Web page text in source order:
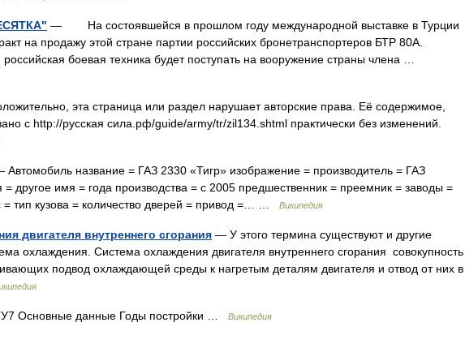
— На состоявшейся в прошлом году международной выставке в Турции
на продажу этой стране партии российских бронетранспортеров БТР 80А.
боевая техника будет поступать на вооружение страны члена …
эта страница или раздел нарушает авторские права. Eё содержимое,
с http://русская сила.рф/guide/army/tr/zil134.shtml практически без изменений.
Автомобиль название = ГАЗ 2330 «Тигр» изображение = производитель = ГАЗ
другое имя = года производства = с 2005 предшественник = преемник = заводы =
тип кузова = количество дверей = привод =… …
Википедия
двигателя внутреннего сгорания — У этого термина существуют и другие
охлаждения. Система охлаждения двигателя внутреннего сгорания совокупность
подвод охлаждающей среды к нагретым деталям двигателя и отвод от них в
Основные данные Годы постройки … Википедия